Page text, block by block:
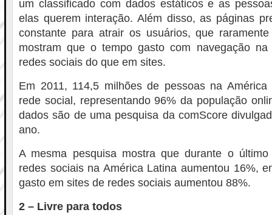
um classificado com dados estáticos e as
elas querem interação. Além disso, as páginas
constante para atrair os usuários, que
mostram que o tempo gasto com navegação
redes sociais do que em sites.
Em 2011, 114,5 milhões de pessoas na
rede social, representando 96% da população
dados são de uma pesquisa da comScore
ano.
A mesma pesquisa mostra que durante o
redes sociais na América Latina aumentou 16%,
gasto em sites de redes sociais aumentou 88%.
2 – Livre para todos